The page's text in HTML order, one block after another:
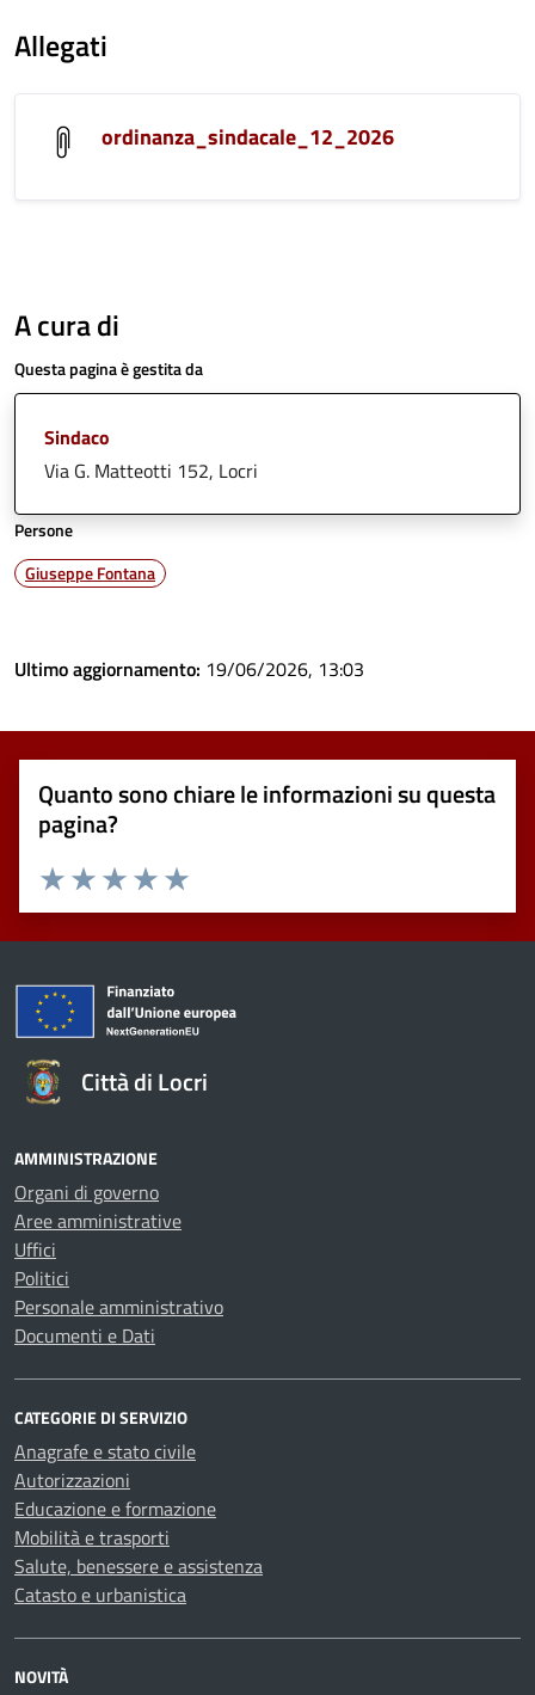
Allegati
ordinanza_sindacale_12_2026
A cura di
Questa pagina è gestita da
Sindaco
Via G. Matteotti 152, Locri
Persone
Giuseppe Fontana
Ultimo aggiornamento: 19/06/2026, 13:03
Quanto sono chiare le informazioni su questa
pagina?
Valuta 5 stelle su 5
Valuta 4 stelle su 5
Valuta 3 stelle su 5
Valuta 2 stelle su 5
Valuta 1 stelle su 5
Città di Locri
AMMINISTRAZIONE
Organi di governo
Aree amministrative
Uffici
Politici
Personale amministrativo
Documenti e Dati
CATEGORIE DI SERVIZIO
Anagrafe e stato civile
Autorizzazioni
Educazione e formazione
Mobilità e trasporti
Salute, benessere e assistenza
Catasto e urbanistica
NOVITÀ